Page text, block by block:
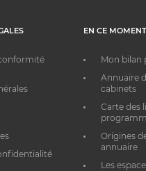
EN CE MOMENT
Mon bilan
Annuaire
cabinets
Carte des
Origines
annuaire
Les